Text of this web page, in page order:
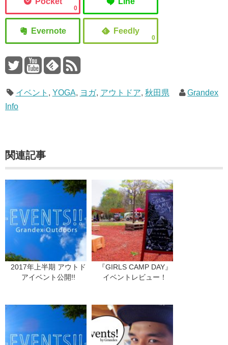
0
0
イベント , YOGA, ヨガ, アウトドア, 秋田県
Grandex
Info
関連記事
2017年上半期 アウトド
アイベント公開!!
『GIRLS CAMP DAY』
イベントレビュー！